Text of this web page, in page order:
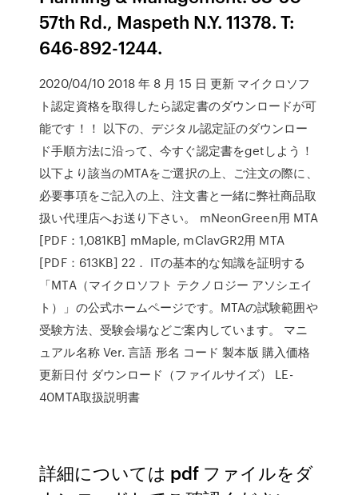
57th Rd., Maspeth N.Y. 11378. T:
646-892-1244.
2020/04/10 2018 年 8 月 15 日 更新 マイクロソフ
ト認定資格を取得したら認定書のダウンロードが可
能です！！ 以下の、デジタル認定証のダウンロー
ド手順方法に沿って、今すぐ認定書をgetしよう！
以下より該当のMTAをご選択の上、ご注文の際に、
必要事項をご記入の上、注文書と一緒に弊社商品取
扱い代理店へお送り下さい。 mNeonGreen用 MTA
[PDF：1,081KB] mMaple, mClavGR2用 MTA
[PDF：613KB] 22． ITの基本的な知識を証明する
「MTA（マイクロソフト テクノロジー アソシエイ
ト）」の公式ホームページです。MTAの試験範囲や
受験方法、受験会場などご案内しています。 マニ
ュアル名称 Ver. 言語 形名 コード 製本版 購入価格
更新日付 ダウンロード（ファイルサイズ） LE-
40MTA取扱説明書
詳細については pdf ファイルをダ